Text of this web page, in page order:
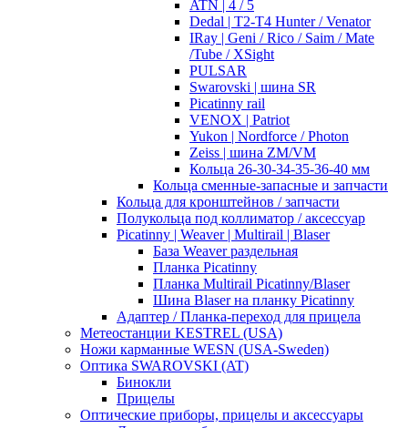
ATN | 4 / 5
Dedal | T2-T4 Hunter / Venator
IRay | Geni / Rico / Saim / Mate
/Tube / XSight
PULSAR
Swarovski | шина SR
Picatinny rail
VENOX | Patriot
Yukon | Nordforce / Photon
Zeiss | шина ZM/VM
Кольца 26-30-34-35-36-40 мм
Кольца сменные-запасные и запчасти
Кольца для кронштейнов / запчасти
Полукольца под коллиматор / аксессуар
Picatinny | Weaver | Multirail | Blaser
База Weaver раздельная
Планка Picatinny
Планка Multirail Picatinny/Blaser
Шина Blaser на планку Picatinny
Адаптер / Планка-переход для прицела
Метеостанции KESTREL (USA)
Ножи карманные WESN (USA-Sweden)
Оптика SWAROVSKI (AT)
Бинокли
Прицелы
Оптические приборы, прицелы и аксессуары